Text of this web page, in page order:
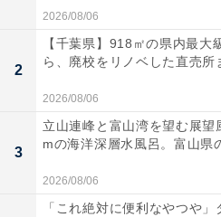
2026/08/06
2
【千葉県】918㎡の県内最大
ら、廃校をリノベした直売所
2026/08/06
3
立山連峰と富山湾を望む展望
mの海洋深層水風呂。富山県
2026/08/06
「これ絶対に便利なやつや